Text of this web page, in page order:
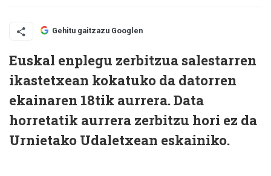
Gehitu gaitzazu Googlen
Euskal enplegu zerbitzua salestarren
ikastetxean kokatuko da datorren
ekainaren 18tik aurrera. Data
horretatik aurrera zerbitzu hori ez da
Urnietako Udaletxean eskainiko.